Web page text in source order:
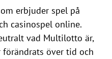
erbjuder spel på
casinospel online.
vad Multilotto är,
över tid och